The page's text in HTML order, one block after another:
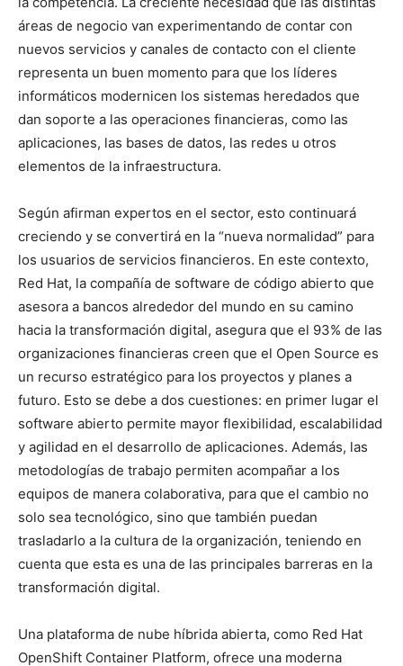
áreas de negocio van experimentando de contar con
nuevos servicios y canales de contacto con el cliente
representa un buen momento para que los líderes
informáticos modernicen los sistemas heredados que
dan soporte a las operaciones financieras, como las
aplicaciones, las bases de datos, las redes u otros
elementos de la infraestructura.
Según afirman expertos en el sector, esto continuará
creciendo y se convertirá en la “nueva normalidad” para
los usuarios de servicios financieros. En este contexto,
Red Hat, la compañía de software de código abierto que
asesora a bancos alrededor del mundo en su camino
hacia la transformación digital, asegura que el 93% de las
organizaciones financieras creen que el Open Source es
un recurso estratégico para los proyectos y planes a
futuro. Esto se debe a dos cuestiones: en primer lugar el
software abierto permite mayor flexibilidad, escalabilidad
y agilidad en el desarrollo de aplicaciones. Además, las
metodologías de trabajo permiten acompañar a los
equipos de manera colaborativa, para que el cambio no
solo sea tecnológico, sino que también puedan
trasladarlo a la cultura de la organización, teniendo en
cuenta que esta es una de las principales barreras en la
transformación digital.
Una plataforma de nube híbrida abierta, como Red Hat
OpenShift Container Platform, ofrece una moderna